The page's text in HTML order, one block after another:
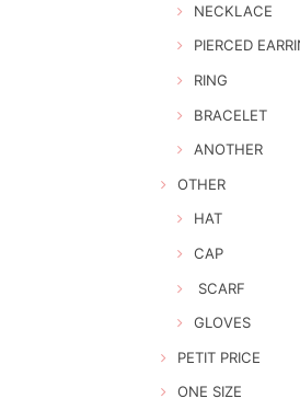
NECKLACE
PIERCED
RING
BRACELET
ANOTHER
OTHER
HAT
CAP
SCARF
GLOVES
PETIT PRICE
ONE SIZE